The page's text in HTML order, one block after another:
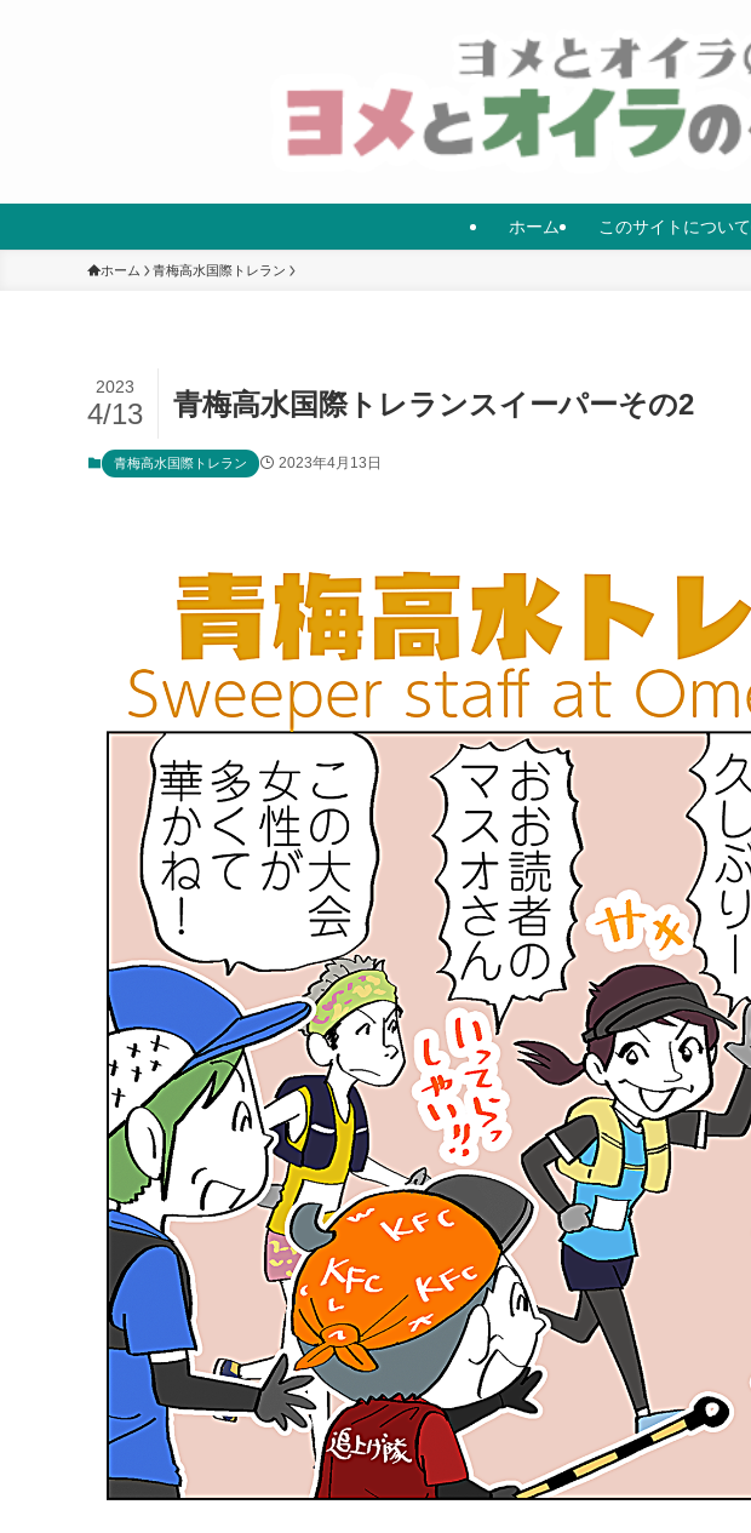
ホーム このサイトについて
ホーム 青梅高水国際トレラン
青梅高水国際トレランスイーパーその2
2023
4/13
青梅高水国際トレラン 2023年4月13日